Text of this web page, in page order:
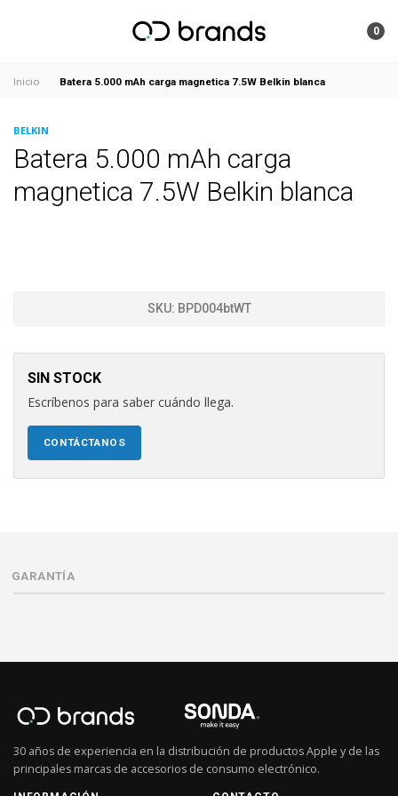
0
Inicio Batera 5.000 mAh carga magnetica 7.5W Belkin blanca
BELKIN
Batera 5.000 mAh carga
magnetica 7.5W Belkin blanca
SKU: BPD004btWT
SIN STOCK
Escríbenos para saber cuándo llega.
CONTÁCTANOS
GARANTÍA
30 años de experiencia en la distribución de productos Apple y de las
principales marcas de accesorios de consumo electrónico.